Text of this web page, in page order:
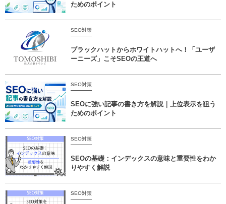
ためのポイント
SEO対策
ブラックハットからホワイトハットへ！「ユーザ
ーニーズ」こそSEOの王道へ
SEO対策
SEOに強い記事の書き方を解説｜上位表示を狙う
ためのポイント
SEO対策
SEOの基礎：インデックスの意味と重要性をわか
りやすく解説
SEO対策